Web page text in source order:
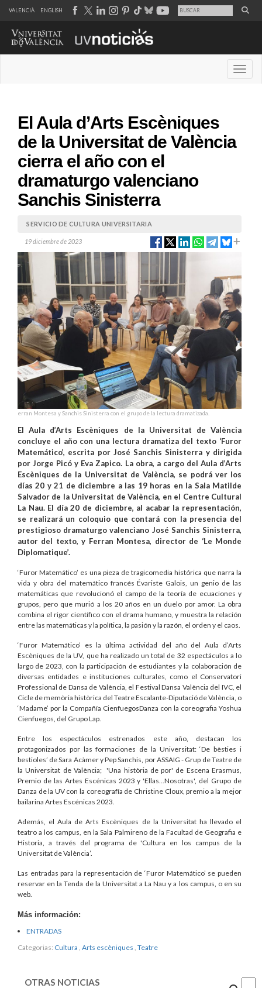
VALENCIÀ ENGLISH
El Aula d’Arts Escèniques
de la Universitat de València
cierra el año con el
dramaturgo valenciano
Sanchis Sinisterra
SERVICIO DE CULTURA UNIVERSITARIA
19 diciembre de 2023
erran Montesa y Sanchis Sinisterra con el grupo de la lectura dramatizada.
El Aula d’Arts Escèniques de la Universitat de València
concluye el año con una lectura dramatiza del texto ‘Furor
Matemático’, escrita por José Sanchis Sinisterra y dirigida
por Jorge Picó y Eva Zapico. La obra, a cargo del Aula d’Arts
Escèniques de la Universitat de València, se podrá ver los
días 20 y 21 de diciembre a las 19 horas en la Sala Matilde
Salvador de la Universitat de València, en el Centre Cultural
La Nau. El día 20 de diciembre, al acabar la representación,
se realizará un coloquio que contará con la presencia del
prestigioso dramaturgo valenciano José Sanchis Sinisterra,
autor del texto, y Ferran Montesa, director de ‘Le Monde
Diplomatique’.
‘Furor Matemático’ es una pieza de tragicomedia histórica que narra la
vida y obra del matemático francésÉvariste Galois , un genio de las
matemáticas que revolucionó el campo de la teoría de ecuaciones y
grupos, pero que murió a los 20 años en un duelo por amor. La obra
combina el rigor científico con el drama humano, y muestra la relación
entre las matemáticas y la política, la pasión y la razón, el orden y el caos.
‘Furor Matemático’ es la última actividad del año del Aula d’Arts
Escèniques de la UV, que ha realizado un total de 32 espectáculos a lo
largo de 2023, con la participación de estudiantes y la colaboración de
diversas entidades e instituciones culturales, como el Conservatori
Professional de Dansa de València, el Festival Dansa València del IVC, el
Cicle de memòria històrica del Teatre Escalante-Diputació de València, o
‘Madame’ por la Compañía CienfuegosDanza con la coreografia Yoshua
Cienfuegos, del Grupo Lap.
Entre los espectáculos estrenados este año, destacan los
protagonizados por las formaciones de la Universitat: ‘De bèsties i
bestioles’ de Sara Acàmer y Pep Sanchis, por ASSAIG - Grup de Teatre de
la Universitat de València; 'Una història de por' de Escena Erasmus,
Premio de las Artes Escénicas 2023 y 'Ellas...Nosotras', del Grupo de
Danza de la UV con la coreografía de Christine Cloux, premio a la mejor
bailarina Artes Escénicas 2023.
Además, el Aula de Arts Escèniques de la Universitat ha llevado el
teatro a los campus, en la Sala Palmireno de la Facultad de Geografia e
Historia, a través del programa de 'Cultura en los campus de la
Universitat de València’.
Las entradas para la representación de ‘Furor Matemático’ se pueden
reservar en la Tenda de la Universitat a La Nau y a los campus, o en su
web.
Más información:
ENTRADAS
Categorias: Cultura Arts escèniques Teatre
OTRAS NOTICIAS